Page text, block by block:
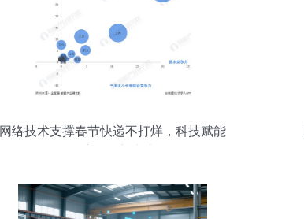
网络技术支撑春节快递不打烊，科技赋能